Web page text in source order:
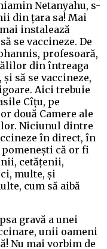
Netanyahu, s-
din țara sa! Mai
instalează
se vaccineze. De
profesoară,
din întreaga
să se vaccineze,
Aici trebuie
Cîțu, pe
două Camere ale
Niciunul dintre
în direct, în
că or fi
cetățenii,
multe, și
cum să aibă
gravă a unei
unii oameni
Nu mai vorbim de